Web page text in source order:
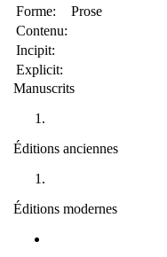
Forme:
Prose
Contenu:
Incipit:
Explicit:
Manuscrits
Éditions anciennes
Éditions modernes